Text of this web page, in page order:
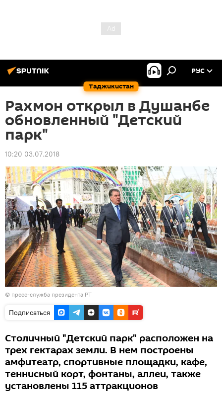
Таджикистан
РУС
Рахмон открыл в Душанбе
обновленный "Детский
парк"
10:20 03.07.2018
© пресс-служба президента РТ
Подписаться
Столичный "Детский парк" расположен на
трех гектарах земли. В нем построены
амфитеатр, спортивные площадки, кафе,
теннисный корт, фонтаны, аллеи, также
установлены 115 аттракционов